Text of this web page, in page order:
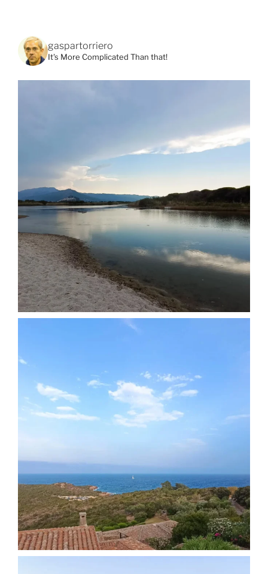
gaspartorriero
It's More Complicated Than that!